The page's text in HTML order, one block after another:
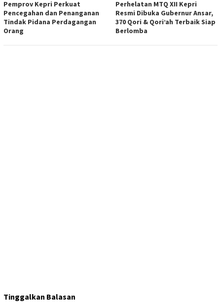
Pemprov Kepri Perkuat
Pencegahan dan Penanganan
Tindak Pidana Perdagangan
Orang
Perhelatan MTQ XII Kepri
Resmi Dibuka Gubernur Ansar,
370 Qori & Qori’ah Terbaik Siap
Berlomba
Tinggalkan Balasan